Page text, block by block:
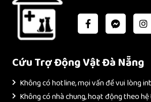
Cứu Trợ Động Vật Đà Nẵng
Không có hotline, mọi vấn đề vui lòng
Không có nhà chung, hoạt động theo